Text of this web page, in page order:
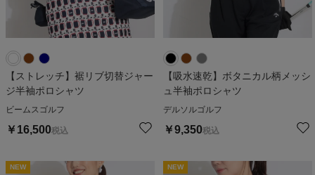
【ストレッチ】裾リブ切替ジャー
ジ半袖ポロシャツ
ビームスゴルフ
￥ 16,500税込
【吸水速乾】ボタニカル柄メッシ
ュ半袖ポロシャツ
デルソルゴルフ
￥9,350税込
NEW NEW
NEW NEW